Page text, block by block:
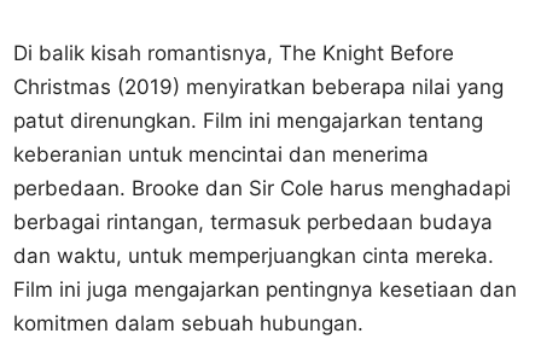
Di balik kisah romantisnya, The Knight Before
Christmas (2019) menyiratkan beberapa nilai yang
patut direnungkan. Film ini mengajarkan tentang
keberanian untuk mencintai dan menerima
perbedaan. Brooke dan Sir Cole harus menghadapi
berbagai rintangan, termasuk perbedaan budaya
dan waktu, untuk memperjuangkan cinta mereka.
Film ini juga mengajarkan pentingnya kesetiaan dan
komitmen dalam sebuah hubungan.